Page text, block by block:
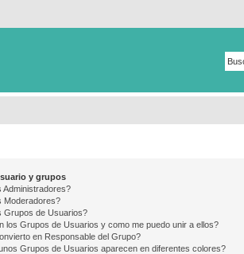
y grupos
Administradores?
Moderadores?
Grupos de Usuarios?
los Grupos de Usuarios y como me puedo unir a ellos?
en Responsable del Grupo?
Grupos de Usuarios aparecen en diferentes colores?